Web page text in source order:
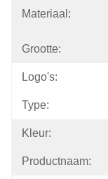
Materiaal:
Grootte:
Logo's:
Type:
Kleur:
Productnaam: